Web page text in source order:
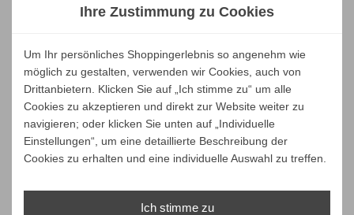
Ihre Zustimmung zu Cookies
Um Ihr persönliches Shoppingerlebnis so angenehm wie
möglich zu gestalten, verwenden wir Cookies, auch von
Drittanbietern. Klicken Sie auf „Ich stimme zu“ um alle
Cookies zu akzeptieren und direkt zur Website weiter zu
navigieren; oder klicken Sie unten auf „Individuelle
Einstellungen“, um eine detaillierte Beschreibung der
Cookies zu erhalten und eine individuelle Auswahl zu treffen.
Ich stimme zu